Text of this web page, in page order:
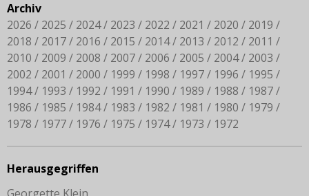
Archiv
2026
2025 2024 2023 2022 2021 2020
2019
2018
2017 2016 2015 2014 2013 2012
2011
2010
2009 2008 2007 2006 2005 2004
2003
2002
2001 2000 1999 1998 1997 1996
1995
1994
1993 1992 1991 1990 1989 1988
1987
1986
1985 1984 1983 1982 1981 1980
1979
1978
1977 1976 1975 1974 1973 1972
Herausgegriffen